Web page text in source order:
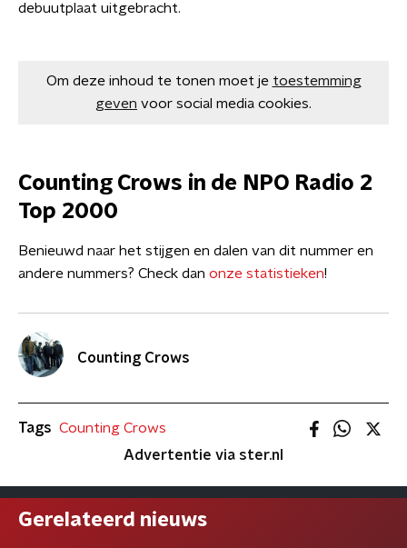
debuutplaat uitgebracht.
Om deze inhoud te tonen moet je toestemming
geven voor social media cookies.
Counting Crows in de NPO Radio 2
Top 2000
Benieuwd naar het stijgen en dalen van dit nummer en
andere nummers? Check dan onze statistieken!
Counting Crows
Tags Counting Crows
Advertentie via ster.nl
Gerelateerd nieuws